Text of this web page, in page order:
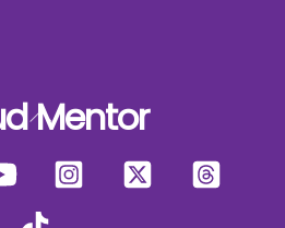
Back
Top
Mentor
YouTube Instagram